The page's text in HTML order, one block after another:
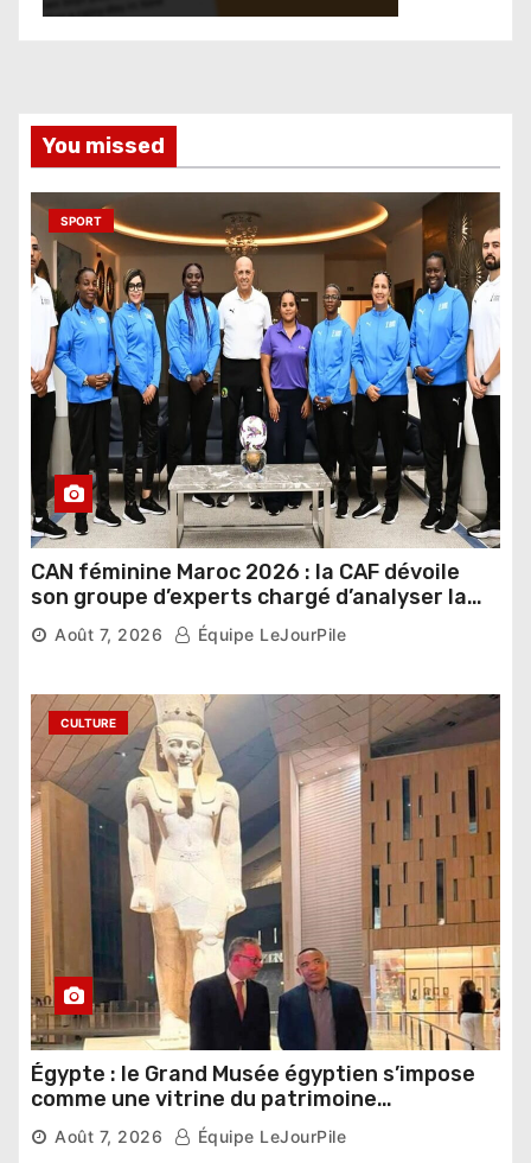
You missed
SPORT
CAN féminine Maroc 2026 : la CAF dévoile
son groupe d’experts chargé d’analyser la
compétition
Août 7, 2026 Équipe LeJourPile
CULTURE
Égypte : le Grand Musée égyptien s’impose
comme une vitrine du patrimoine
pharaonique auprès des dirigeants
étrangers
Août 7, 2026 Équipe LeJourPile